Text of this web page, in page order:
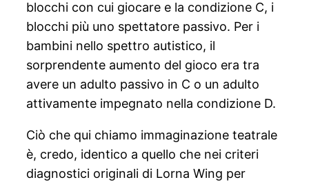
blocchi con cui giocare e la condizione C, i
blocchi più uno spettatore passivo. Per i
bambini nello spettro autistico, il
sorprendente aumento del gioco era tra
avere un adulto passivo in C o un adulto
attivamente impegnato nella condizione D.
Ciò che qui chiamo immaginazione teatrale
è, credo, identico a quello che nei criteri
diagnostici originali di Lorna Wing per